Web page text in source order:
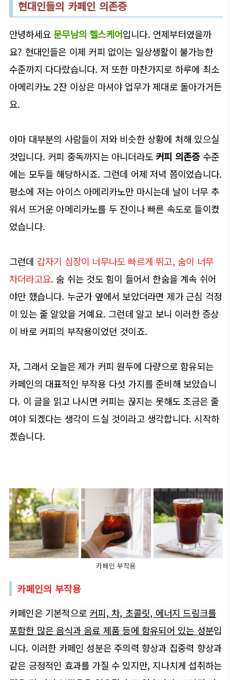
현대인들의 카페인 의존증
안녕하세요문무남의 헬스케어입니다. 언제부터였을까
요? 현대인들은 이제 커피 없이는 일상생활이 불가능한
수준까지 다다랐습니다. 저 또한 마찬가지로 하루에 최소
아메리카노 2잔 이상은 마셔야 업무가 제대로 돌아가거든
요.
아마 대부분의 사람들이 저와 비슷한 상황에 처해 있으실
것입니다. 커피 중독까지는 아니더라도 커피 의존증 수준
에는 모두들 해당하시죠. 그런데 어제 저녁 쯤이었습니다.
평소에 저는 아이스 아메리카노만 마시는데 날이 너무 추
워서 뜨거운 아메리카노를 두 잔이나 빠른 속도로 들이켰
었습니다.
그런데 갑자기 심장이 너무나도 빠르게 뛰고, 숨이 너무
차더라고요. 숨 쉬는 것도 힘이 들어서 한숨을 계속 쉬어
야만 했습니다. 누군가 옆에서 보았더라면 제가 근심 걱정
이 있는 줄 알았을 거예요. 그런데 알고 보니 이러한 증상
이 바로 커피의 부작용이었던 것이죠.
자, 그래서 오늘은 제가 커피 원두에 다량으로 함유되는
카페인의 대표적인 부작용 다섯 가지를 준비해 보았습니
다. 이 글을 읽고 나시면 커피는 끊지는 못해도 조금은 줄
여야 되겠다는 생각이 드실 것이라고 생각합니다. 시작하
겠습니다.
카페인 부작용
카페인의 부작용
카페인은 기본적으로 커피, 차, 초콜릿, 에너지 드링크를
포함한 많은 음식과 음료 제품 등에 함유되어 있는 성분입
니다. 이러한 카페인 성분은 주의력 향상과 집중력 향상과
같은 긍정적인 효과를 가질 수 있지만, 지나치게 섭취하는